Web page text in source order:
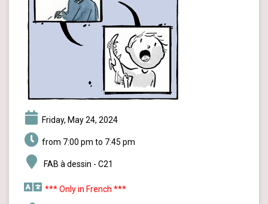
Friday, May 24, 2024
from 7:00 pm to 7:45 pm
FAB à dessin - C21
*** Only in French ***